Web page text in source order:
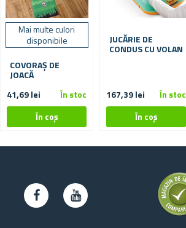
Mai multe culori
disponibile
COVORAȘ DE
JOACĂ
41,69 lei
În stoc
JUCĂRIE DE
CONDUS CU VOLAN
167,39 lei În stoc